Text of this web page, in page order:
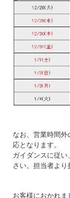
なお、営業時間
応となります。
ガイダンスに従
さい。担当者より
お客様におかれま